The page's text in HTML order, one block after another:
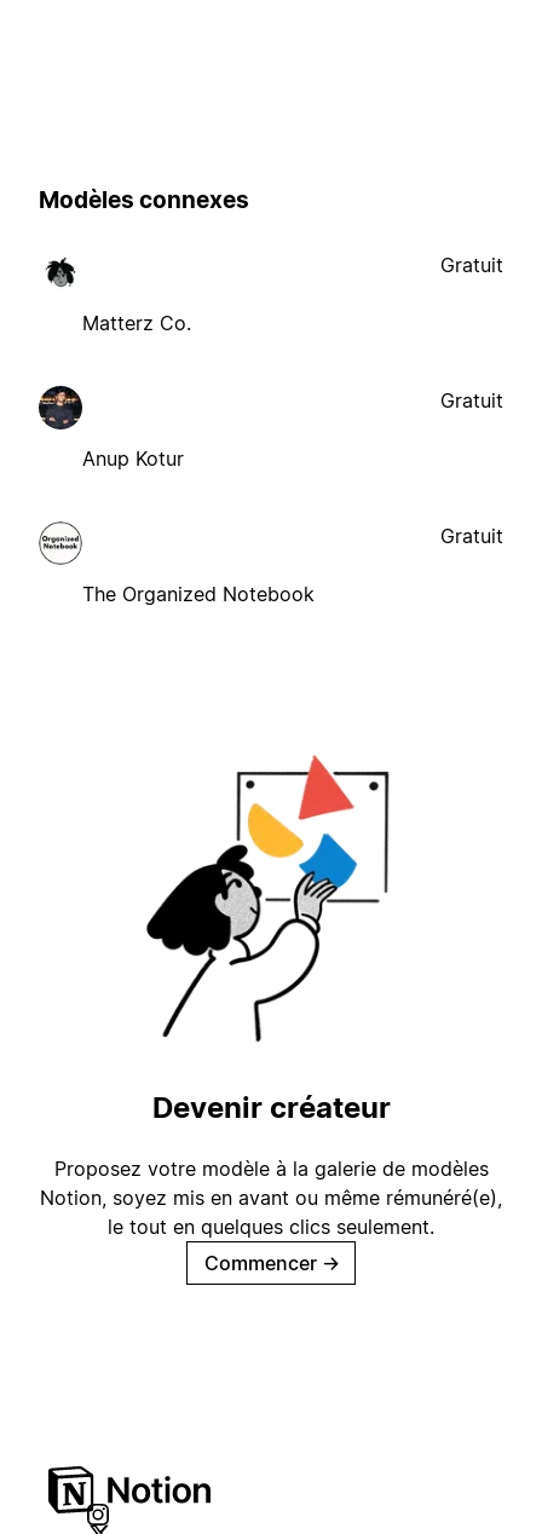
Modèles connexes
Matterz Co.
Gratuit
Anup Kotur
Gratuit
The Organized Notebook
Gratuit
Devenir créateur
Proposez votre modèle à la galerie de modèles
Notion, soyez mis en avant ou même rémunéré(e),
le tout en quelques clics seulement.
Commencer →